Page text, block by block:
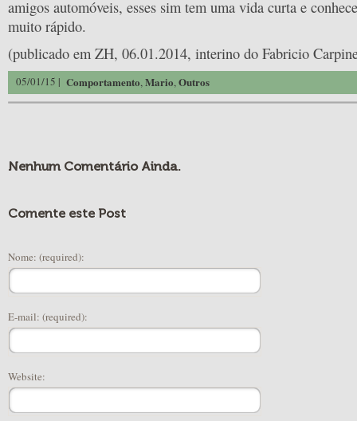
amigos automóveis, esses sim tem uma vida curta e
muito rápido.
(publicado em ZH, 06.01.2014, interino do Fabricio
05/01/15 | Comportamento,Mario,Outros
Nenhum Comentário Ainda.
Comente este Post
Nome: (required):
E-mail: (required):
Website: